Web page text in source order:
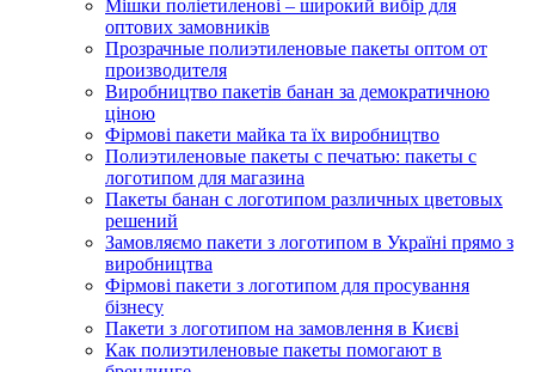
Мішки поліетиленові – широкий вибір для
оптових замовників
Прозрачные полиэтиленовые пакеты оптом от
производителя
Виробництво пакетів банан за демократичною
ціною
Фірмові пакети майка та їх виробництво
Полиэтиленовые пакеты с печатью: пакеты с
логотипом для магазина
Пакеты банан с логотипом различных цветовых
решений
Замовляємо пакети з логотипом в Україні прямо з
виробництва
Фірмові пакети з логотипом для просування
бізнесу
Пакети з логотипом на замовлення в Києві
Как полиэтиленовые пакеты помогают в